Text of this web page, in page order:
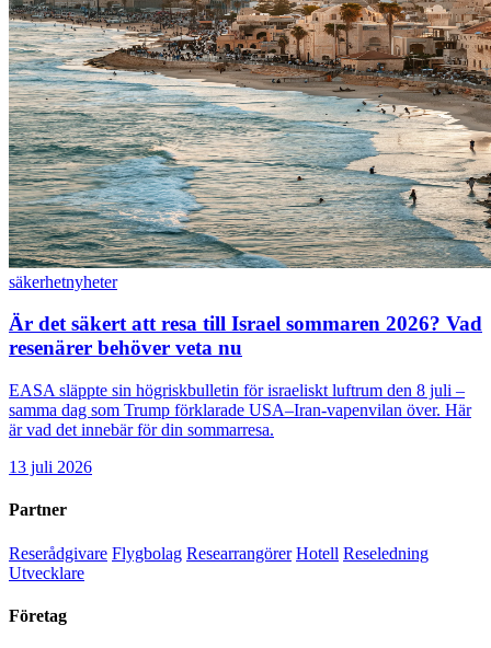
säkerhetnyheter
Är det säkert att resa till Israel sommaren 2026? Vad
resenärer behöver veta nu
EASA släppte sin högriskbulletin för israeliskt luftrum den 8 juli –
samma dag som Trump förklarade USA–Iran-vapenvilan över. Här
är vad det innebär för din sommarresa.
13 juli 2026
Partner
Reserådgivare Flygbolag Researrangörer Hotell Reseledning
Utvecklare
Företag